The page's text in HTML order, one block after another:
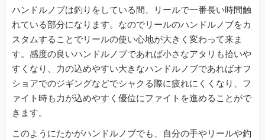
ハンドルノブは釣りをしている間、リールで一番長い時間触
れている部分になります。なのでリールのハンドルノブをカ
スタムすることでリールの使い心地が大きく変わって来ま
す。感度の良いハンドルノブであれば小さなアタリも拾いや
すくなり、力の込めやすい大きなハンドルノブであればオフ
ショアでのジギングなどでシャクる際に疲れにくくなり、フ
ァイト時も力が込めやすく優位にファイトを進めることがで
きます。
このようにたかがハンドルノブでも、自分の手やリールや釣